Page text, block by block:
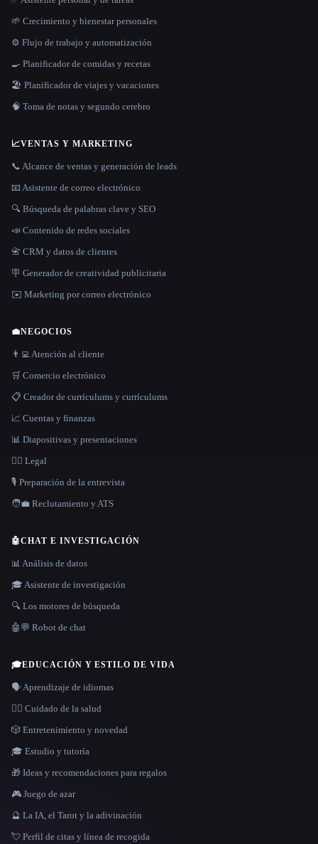
🌱 Crecimiento y bienestar personales
⚙️ Flujo de trabajo y automatización
🍳 Planificador de comidas y recetas
🏖 Planificador de viajes y vacaciones
🧠 Toma de notas y segundo cerebro
📈VENTAS Y MARKETING
📞 Alcance de ventas y generación de leads
📧 Asistente de correo electrónico
🔍 Búsqueda de palabras clave y SEO
📣 Contenido de redes sociales
📇 CRM y datos de clientes
🪧 Generador de creatividad publicitaria
✉️ Marketing por correo electrónico
💼NEGOCIOS
👨‍💻 Atención al cliente
🛒 Comercio electrónico
📋 Creador de currículums y currículums
📈 Cuentas y finanzas
📊 Diapositivas y presentaciones
👩‍⚖️ Legal
🎙️ Preparación de la entrevista
🧑‍💼 Reclutamiento y ATS
🤖CHAT E INVESTIGACIÓN
📊 Análisis de datos
🎓 Asistente de investigación
🔍 Los motores de búsqueda
🤖💬 Robot de chat
🎓EDUCACIÓN Y ESTILO DE VIDA
🗣️ Aprendizaje de idiomas
👩‍⚕️ Cuidado de la salud
🎲 Entretenimiento y novedad
🎓 Estudio y tutoría
🎁 Ideas y recomendaciones para regalos
🎮 Juego de azar
🔮 La IA, el Tarot y la adivinación
💘 Perfil de citas y línea de recogida